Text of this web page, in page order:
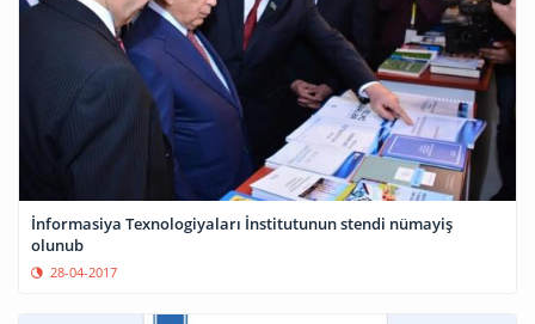
İnformasiya Texnologiyaları İnstitutunun stendi nümayiş
olunub
28-04-2017